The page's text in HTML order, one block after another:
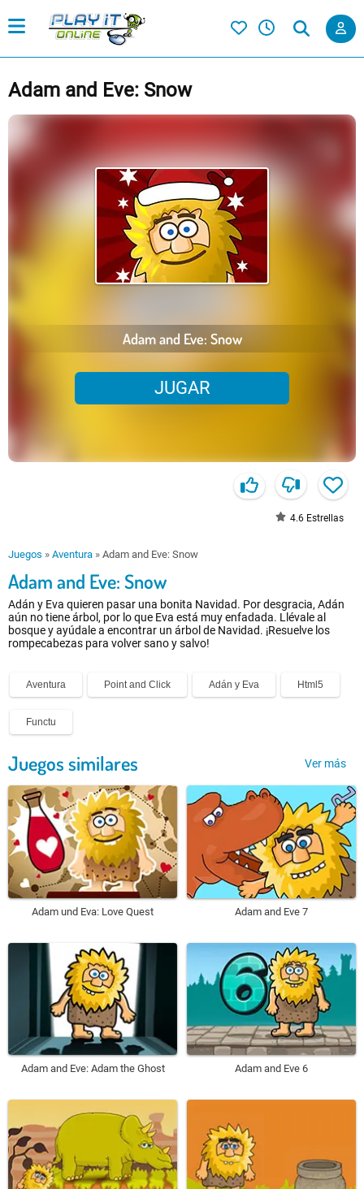
Adam and Eve: Snow
Adam and Eve: Snow
JUGAR
4.6 Estrellas
Juegos » Aventura » Adam and Eve: Snow
Adam and Eve: Snow
Adán y Eva quieren pasar una bonita Navidad. Por desgracia, Adán
aún no tiene árbol, por lo que Eva está muy enfadada. Llévale al
bosque y ayúdale a encontrar un árbol de Navidad. ¡Resuelve los
rompecabezas para volver sano y salvo!
Aventura Point and Click Adán y Eva Html5
Functu
Juegos similares Ver más
Adam und Eva: Love Quest Adam and Eve 7
Adam and Eve: Adam the Ghost Adam and Eve 6